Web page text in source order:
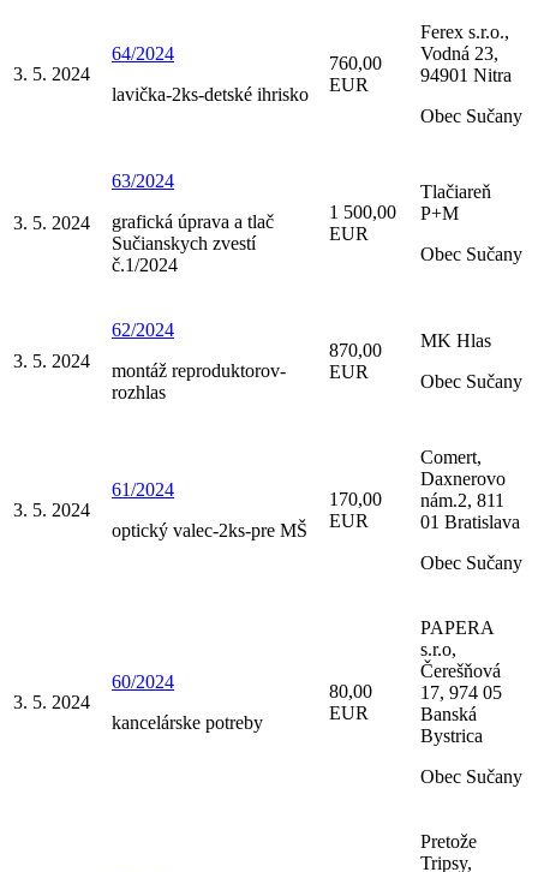
3. 5. 2024
64/2024
lavička-2ks-detské ihrisko
760,00
EUR
Ferex s.r.o.,
Vodná 23,
94901 Nitra
Obec Sučany
3. 5. 2024
63/2024
grafická úprava a tlač
Sučianskych zvestí
č.1/2024
1 500,00
EUR
Tlačiareň
P+M
Obec Sučany
3. 5. 2024
62/2024
montáž reproduktorov-
rozhlas
870,00
EUR
MK Hlas
Obec Sučany
3. 5. 2024
61/2024
optický valec-2ks-pre MŠ
170,00
EUR
Comert,
Daxnerovo
nám.2, 811
01 Bratislava
Obec Sučany
3. 5. 2024
60/2024
kancelárske potreby
80,00
EUR
PAPERA
s.r.o,
Čerešňová
17, 974 05
Banská
Bystrica
Obec Sučany
Pretože
Tripsy,